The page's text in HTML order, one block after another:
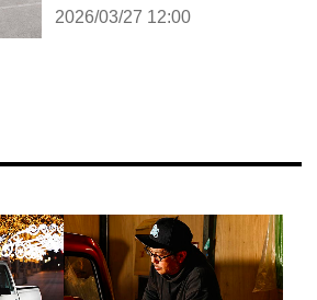
2026/03/27 12:00